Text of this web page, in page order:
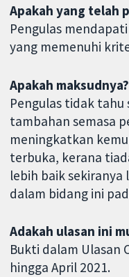
Apakah yang telah
Pengulas
yang memenuhi
Apakah maksudnya?
Pengulas tidak
tambahan semasa
meningkatkan
terbuka, kerana
lebih baik
dalam bidang ini
Adakah ulasan ini
Bukti dalam Ulasan
hingga April 2021.